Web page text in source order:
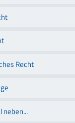
Recht
neben...